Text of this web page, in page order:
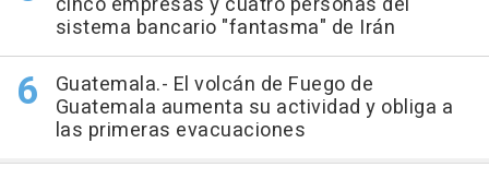
sistema bancario "fantasma" de Irán
Guatemala.- El volcán de Fuego de
Guatemala aumenta su actividad y obliga a
las primeras evacuaciones